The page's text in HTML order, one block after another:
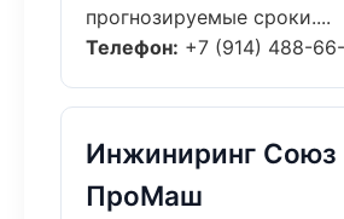
прогнозируемые сроки....
Телефон: +7 (914) 488-
Инжиниринг Союз
ПроМаш